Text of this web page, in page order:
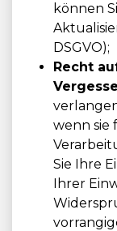
können
DSGVO);
Recht
wenn sie
Sie Ihre
Ihrer